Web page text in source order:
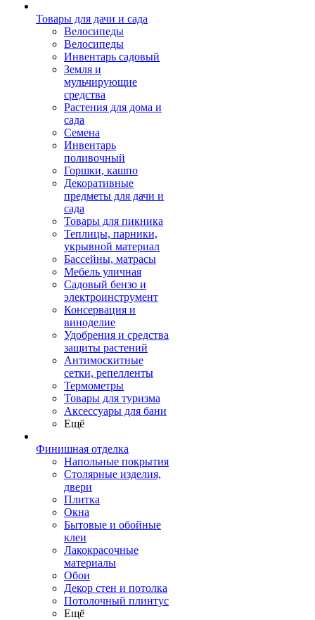
Товары для дачи и сада
Велосипеды
Велосипеды
Инвентарь садовый
Земля и
мульчирующие
средства
Растения для дома и
сада
Семена
Инвентарь
поливочный
Горшки, кашпо
Декоративные
предметы для дачи и
сада
Товары для пикника
Теплицы, парники,
укрывной материал
Бассейны, матрасы
Мебель уличная
Садовый бензо и
электроинструмент
Консервация и
виноделие
Удобрения и средства
защиты растений
Антимоскитные
сетки, репелленты
Термометры
Товары для туризма
Аксессуары для бани
Ещё
Финишная отделка
Напольные покрытия
Столярные изделия,
двери
Плитка
Окна
Бытовые и обойные
клеи
Лакокрасочные
материалы
Обои
Декор стен и потолка
Потолочный плинтус
Ещё